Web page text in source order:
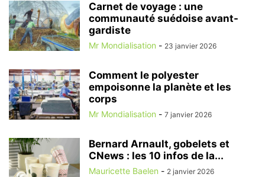
Carnet de voyage : une
communauté suédoise avant-
gardiste
Mr Mondialisation - 23 janvier 2026
Comment le polyester
empoisonne la planète et les
corps
Mr Mondialisation - 7 janvier 2026
Bernard Arnault, gobelets et
CNews : les 10 infos de la...
Mauricette Baelen - 2 janvier 2026